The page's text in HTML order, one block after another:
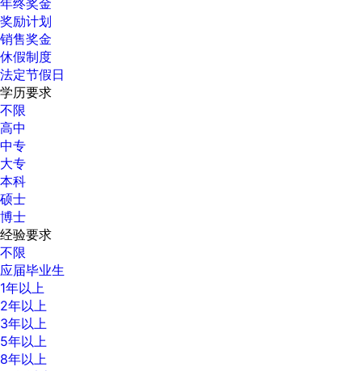
奖励计划
销售奖金
休假制度
法定节假日
学历要求
不限
高中
中专
大专
本科
硕士
博士
经验要求
不限
应届毕业生
1年以上
2年以上
3年以上
5年以上
8年以上